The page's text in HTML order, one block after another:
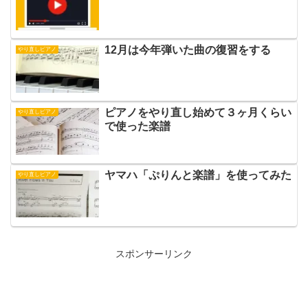
やり直しピアノ 12月は今年弾いた曲の復習をする
やり直しピアノ
ピアノをやり直し始めて３ヶ月くらい
で使った楽譜
やり直しピアノ ヤマハ「ぷりんと楽譜」を使ってみた
スポンサーリンク